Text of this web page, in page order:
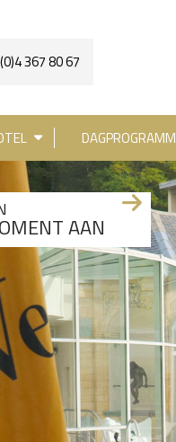
367 80 67
AAN